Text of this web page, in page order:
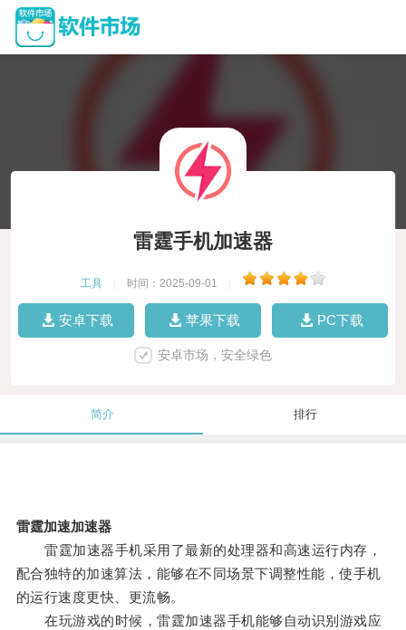
雷霆手机加速器
工具 时间：2025-09-01
安卓下载 苹果下载 PC下载
安卓市场，安全绿色
简介 排行
雷霆加速加速器
雷霆加速器手机采用了最新的处理器和高速运行内存，
配合独特的加速算法，能够在不同场景下调整性能，使手机
的运行速度更快、更流畅。
在玩游戏的时候，雷霆加速器手机能够自动识别游戏应